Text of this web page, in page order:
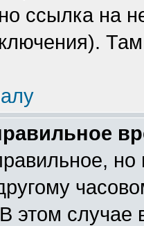
ссылка на
этом